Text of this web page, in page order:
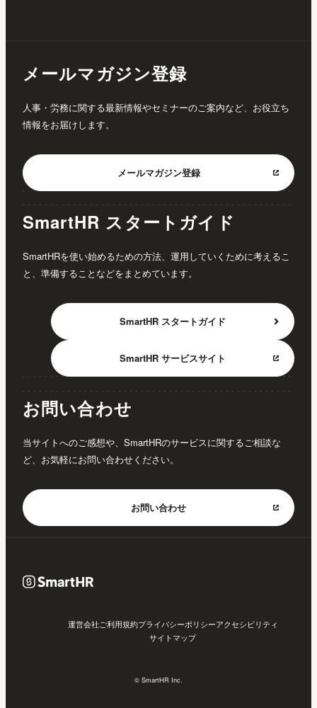
メールマガジン登録
人事・労務に関する最新情報やセミナーのご案内など、お役立ち
情報をお届けします。
メールマガジン登録
SmartHR スタートガイド
SmartHRを使い始めるための方法、運用していくために考えるこ
と、準備することなどをまとめています。
SmartHR スタートガイド
SmartHR サービスサイト
お問い合わせ
当サイトへのご感想や、SmartHRのサービスに関するご相談な
ど、お気軽にお問い合わせください。
お問い合わせ
運営会社ご利用規約プライバシーポリシーアクセシビリティ
サイトマップ
© SmartHR Inc.